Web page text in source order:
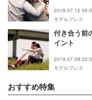
2019.07.12
モデルプレス
付き合う前
イント
2019.07.09
モデルプレス
おすすめ特集